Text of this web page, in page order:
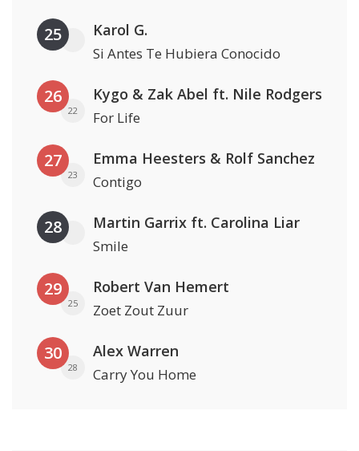
25 Karol G.
Si Antes Te Hubiera Conocido
26
22
Kygo & Zak Abel ft. Nile Rodgers
For Life
27
23
Emma Heesters & Rolf Sanchez
Contigo
28 Martin Garrix ft. Carolina Liar
Smile
29
25
Robert Van Hemert
Zoet Zout Zuur
30
28
Alex Warren
Carry You Home